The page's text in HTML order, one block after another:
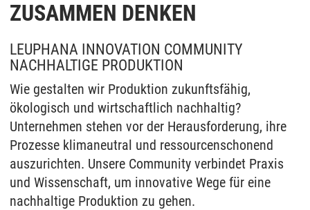
ZUSAMMEN DENKEN
LEUPHANA INNOVATION COMMUNITY
NACHHALTIGE PRODUKTION
Wie gestalten wir Produktion zukunftsfähig,
ökologisch und wirtschaftlich nachhaltig?
Unternehmen stehen vor der Herausforderung, ihre
Prozesse klimaneutral und ressourcenschonend
auszurichten. Unsere Community verbindet Praxis
und Wissenschaft, um innovative Wege für eine
nachhaltige Produktion zu gehen.